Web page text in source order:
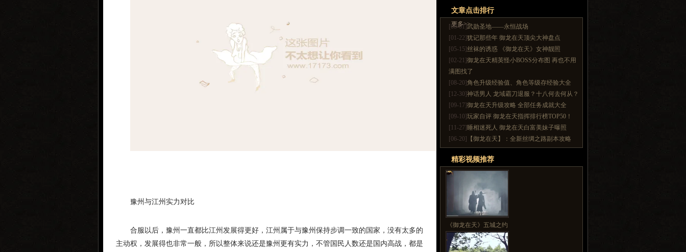
豫州与江州实力对比
合服以后，豫州一直都比江州发展得更好，江州属于与豫州保持步调一致的国家，没有太多的
主动权，发展得也非常一般，所以整体来说还是豫州更有实力，不管国民人数还是国内高战，都是
文章点击排行
更多>>
[08-01]武勋圣地——永恒战场
[01-22]犹记那些年 御龙在天顶尖大神盘点
[05-15] 丝袜的诱惑 《御龙在天》女神靓照
[02-21]御龙在天精英怪小BOSS分布图 再也不用
满图找了
[08-20]角色升级经验值、角色等级存经验大全
[12-30]神话男人 龙域霸刀退服？十八何去何从？
[09-17]御龙在天升级攻略 全部任务成就大全
[09-10]玩家自评 御龙在天指挥排行榜TOP50！
[11-27] 睡相迷死人 御龙在天白富美妹子曝照
[06-20]
【御龙在天】：全新丝绸之路副本攻略
精彩视频推荐
更多>>
《御龙在天》五城之约